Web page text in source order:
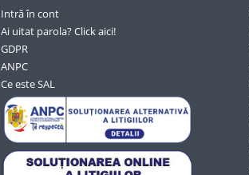
Intră în cont
Ai uitat parola? Click aici!
GDPR
ANPC
Ce este SAL